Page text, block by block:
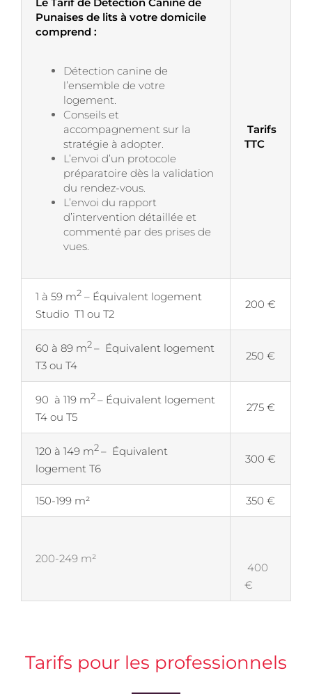
Punaises de lits à votre domicile
comprend :
Détection canine de
l’ensemble de votre
logement.
Conseils et
accompagnement sur la
stratégie à adopter.
L’envoi d’un protocole
préparatoire dès la validation
du rendez-vous.
L’envoi du rapport
d’intervention détaillée et
commenté par des prises de
vues.
Tarifs
TTC
1 à 59 m2 – Équivalent logement
Studio T1 ou T2
200 €
60 à 89 m2 – Équivalent logement
T3 ou T4
250 €
90 à 119 m2 – Équivalent logement
T4 ou T5
275 €
120 à 149 m2 – Équivalent
logement T6
300 €
150-199 m² 350 €
200-249 m²
400
€
Tarifs pour les professionnels